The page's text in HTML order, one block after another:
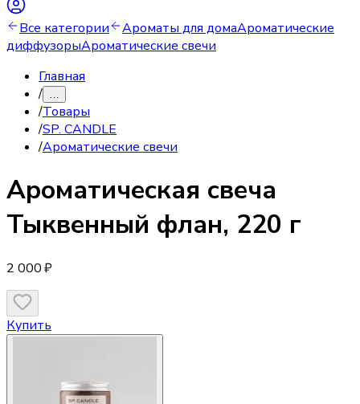
Все категории Ароматы для домаАроматические
диффузорыАроматические свечи
Главная
/ …
/Товары
/SP. CANDLE
/Ароматические свечи
Ароматическая свеча
Тыквенный флан, 220 г
2 000 ₽
Купить